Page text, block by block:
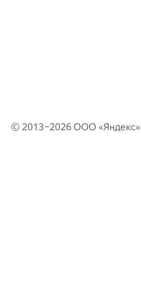
© 2013–2026 ООО «Яндекс»